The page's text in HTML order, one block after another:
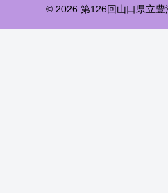
© 2026 第126回山口県立豊